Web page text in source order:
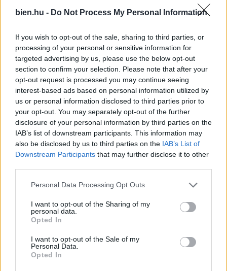
bien.hu - Do Not Process My Personal Information
If you wish to opt-out of the sale, sharing to third parties, or
processing of your personal or sensitive information for
targeted advertising by us, please use the below opt-out
section to confirm your selection. Please note that after your
opt-out request is processed you may continue seeing
interest-based ads based on personal information utilized by
us or personal information disclosed to third parties prior to
your opt-out. You may separately opt-out of the further
disclosure of your personal information by third parties on the
IAB’s list of downstream participants. This information may
also be disclosed by us to third parties on the IAB’s List of
Downstream Participants that may further disclose it to other
Please note that this website/app uses one or more Google
not limited to your visit or usage behaviour. You may click to
grant or deny consent to Google and its third-party tags to
use your data for below specified purposes in below Google
consent section.
Personal Data Processing Opt Outs
I want to opt-out of the Sharing of my
personal data.
Opted In
I want to opt-out of the Sale of my
Personal Data.
Opted In
vagy mersz” játék alkalmával mesélte, hogy
csak beugrott egy kis falusi üzletbe egy üdítőért,
de a zsebében volt a kése, ezért hirtelen ötlettől
vezérelve megfenyegette vele a pénztárosnénit
és követelte tőle a kasszát is. Mi elhűlve
hallgattuk, ő pedig nevetve mondta, hogy „jó
buli volt, tisztára, mint a filmeken”. Mikor
közöltük vele, hogy undorító, amit tett és
valószínűleg a néninek örök traumát okozott,
akkor lehurrogott minket, hogy miért fújjuk fel
a dolgot.
A cikk folytatódik, lapozz!